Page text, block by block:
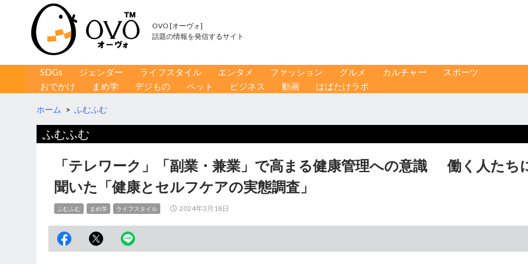
OVO [オーヴォ]
話題の情報を発信するサイト
コンテンツへ移動
SDGs ジェンダー ライフスタイル エンタメ ファッション グルメ カルチャー
スポーツ
おでかけ
まめ学 デジもの ペット ビジネス 動画 はばたけラボ
ホーム > ふむふむ
ふむふむ
「テレワーク」「副業・兼業」で高まる健康管理への意識 働く人たち
聞いた「健康とセルフケアの実態調査」
ふむふむ まめ学 ライフスタイル 2024年3月18日